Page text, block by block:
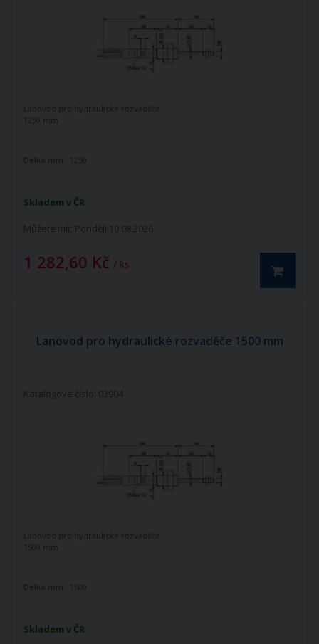
Skladem v ČR
Můžete mít: Pondělí 10.08.2026
1 282,60 Kč / ks
Lanovod pro hydraulické rozvaděče
1250 mm
Délka mm: 1250
Lanovod pro hydraulické rozvaděče 1500 mm
Katalogové číslo: 03904
Skladem v ČR
Lanovod pro hydraulické rozvaděče
1500 mm
Délka mm: 1500